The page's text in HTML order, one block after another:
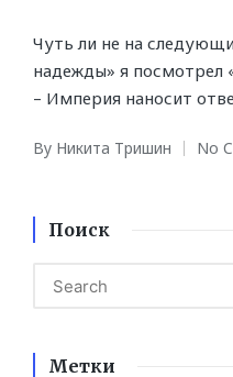
Чуть ли не на
надежды» я посмотрел
– Империя наносит
Posted
By Никита Тришин No
Поиск
Метки